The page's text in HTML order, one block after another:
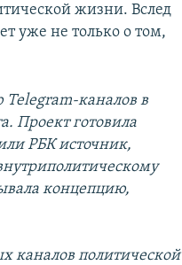
жизни. Вслед
уже не только о том,
каналов в
Проект готовила
РБК источник,
концепцию,
каналов политической